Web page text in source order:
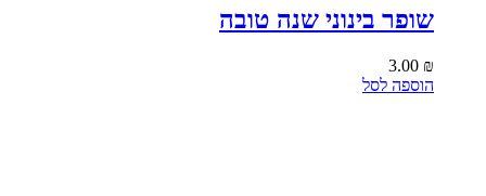
שופר בינוני שנה טובה
3.00 ₪
הוספה לסל